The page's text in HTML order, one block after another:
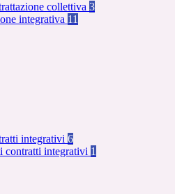
collettiva 3
integrativa 11
integrativi 6
contratti integrativi 1